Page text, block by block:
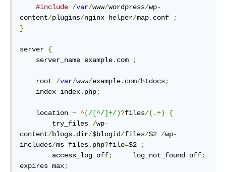
#include /var/www/wordpress/wp-
content/plugins/nginx-helper/map. conf
;
}
server {
    server_name example
. com ;
    root
/var/www/example. com/htdocs;
    index index
. php;
    location
~ ^(/[^/]+/)?files/(.+)
{
        try_files
/wp-
content/blogs. dir/$blogid/files/$2 /wp-
includes/ms-files. php?file=$2
;
        access_log off
;
     log_not_found off
;
expires max;